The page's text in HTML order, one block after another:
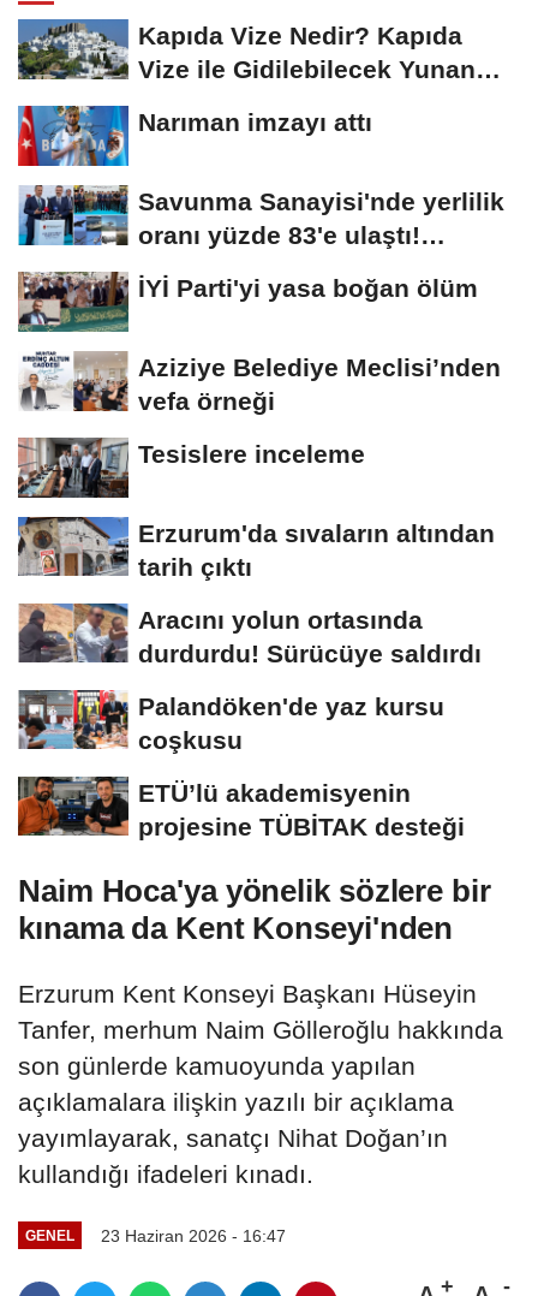
Kapıda Vize Nedir? Kapıda
Vize ile Gidilebilecek Yunan
Narıman imzayı attı
Savunma Sanayisi'nde yerlilik
oranı yüzde 83'e ulaştı!
Erzurum da...
İYİ Parti'yi yasa boğan ölüm
Aziziye Belediye Meclisi’nden
vefa örneği
Tesislere inceleme
Erzurum'da sıvaların altından
tarih çıktı
Aracını yolun ortasında
durdurdu! Sürücüye saldırdı
Palandöken'de yaz kursu
coşkusu
ETÜ’lü akademisyenin
projesine TÜBİTAK desteği
Naim Hoca'ya yönelik sözlere bir
kınama da Kent Konseyi'nden
Erzurum Kent Konseyi Başkanı Hüseyin
Tanfer, merhum Naim Gölleroğlu hakkında
son günlerde kamuoyunda yapılan
açıklamalara ilişkin yazılı bir açıklama
yayımlayarak, sanatçı Nihat Doğan’ın
kullandığı ifadeleri kınadı.
GENEL 23 Haziran 2026 - 16:47